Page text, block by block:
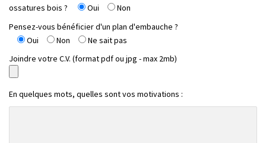
ossatures bois ?
Oui
Non
Pensez-vous bénéficier d'un plan d'embauche ?
Oui
Non
Ne sait pas
Joindre votre C.V. (format pdf ou jpg - max 2mb)
En quelques mots, quelles sont vos motivations :